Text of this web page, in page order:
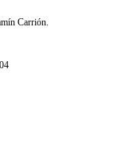
Carrión.